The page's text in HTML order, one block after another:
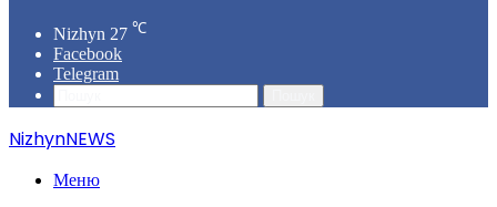
Nizhyn 27 ℃
Facebook
Telegram
NizhynNEWS
Меню